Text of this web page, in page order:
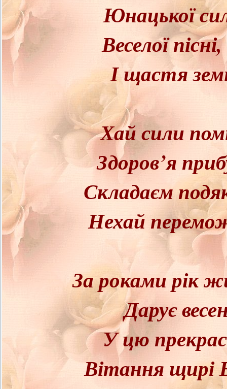
Юнацької
Веселої
І щастя
Хай сили
Здоров’я
Складаєм
Нехай
За роками рік
Дарує
У цю
Вітання щирі